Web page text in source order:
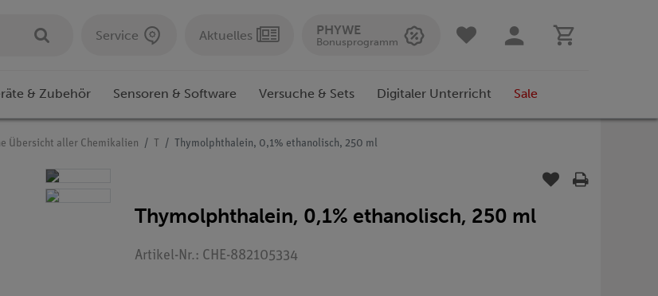
Service Aktuelles PHYWE
Bonusprogramm
& Zubehör Sensoren & Software Versuche & Sets Digitaler Unterricht Sale
Übersicht aller Chemikalien T Thymolphthalein, 0,1% ethanolisch, 250 ml
Thymolphthalein, 0,1% ethanolisch, 250 ml
Artikel-Nr.: CHE-882105334